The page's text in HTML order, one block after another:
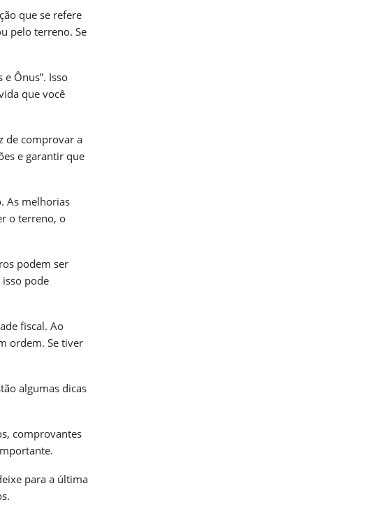
que se refere
pelo terreno. Se
Ônus”. Isso
que você
de comprovar a
e garantir que
As melhorias
o terreno, o
podem ser
pode
fiscal. Ao
ordem. Se tiver
algumas dicas
comprovantes
para a última